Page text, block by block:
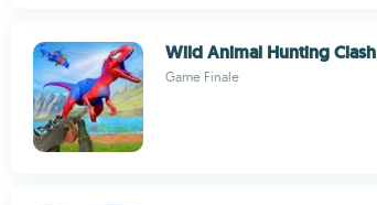
Wild Animal Hunting Clash
Game Finale